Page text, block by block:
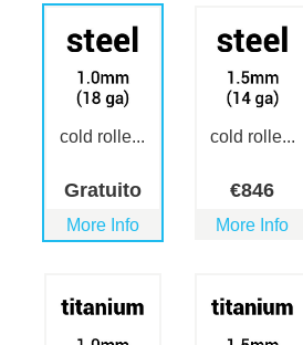
cold rolle...
Gratuito
More Info
cold rolle...
€846
More Info